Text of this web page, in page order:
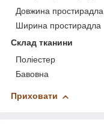
Довжина простирадла
Ширина простирадла
Склад тканини
Поліестер
Бавовна
Приховати